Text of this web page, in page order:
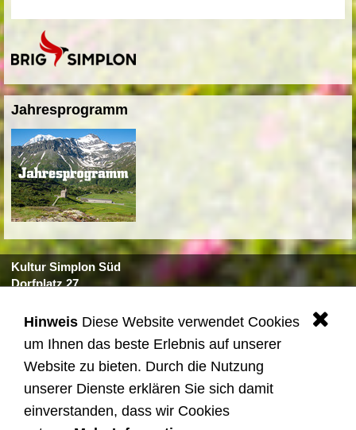
Jahresprogramm
Kultur Simplon Süd
Dorfplatz 27
Tel. +41 27 979 10 10
Quicklinks
© 2025 Kultur Simplon Süd
Hinweis Diese Website verwendet Cookies
um Ihnen das beste Erlebnis auf unserer
Website zu bieten. Durch die Nutzung
unserer Dienste erklären Sie sich damit
einverstanden, dass wir Cookies